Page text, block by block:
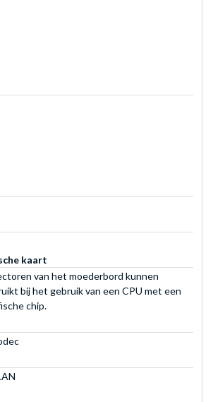
kaart
van het moederbord kunnen
bij het gebruik van een CPU met een
chip.